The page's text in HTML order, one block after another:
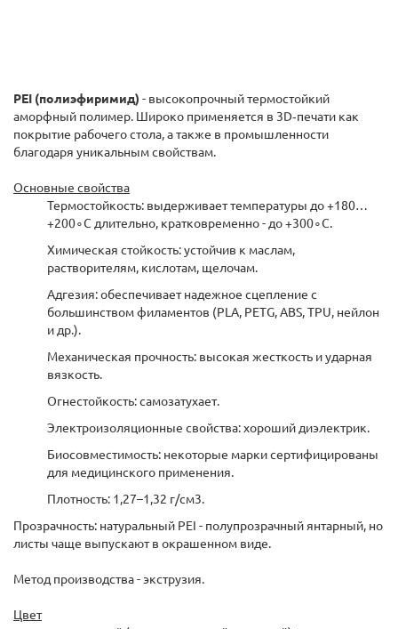
PEI (полиэфиримид) - высокопрочный термостойкий
аморфный полимер. Широко применяется в 3D‑печати как
покрытие рабочего стола, а также в промышленности
благодаря уникальным свойствам.
Основные свойства
Термостойкость: выдерживает температуры до +180…
+200∘C длительно, кратковременно - до +300∘C.
Химическая стойкость: устойчив к маслам,
растворителям, кислотам, щелочам.
Адгезия: обеспечивает надежное сцепление с
большинством филаментов (PLA, PETG, ABS, TPU, нейлон
и др.).
Механическая прочность: высокая жесткость и ударная
вязкость.
Огнестойкость: самозатухает.
Электроизоляционные свойства: хороший диэлектрик.
Биосовместимость: некоторые марки сертифицированы
для медицинского применения.
Плотность: 1,27–1,32 г/см3.
Прозрачность: натуральный PEI - полупрозрачный янтарный, но
листы чаще выпускают в окрашенном виде.
Метод производства - экструзия.
Цвет